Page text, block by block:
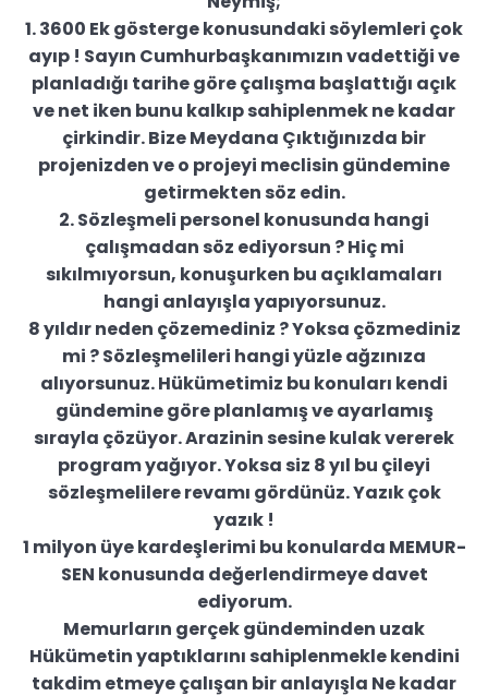
1. 3600 Ek gösterge konusundaki söylemleri çok
ayıp ! Sayın Cumhurbaşkanımızın vadettiği ve
planladığı tarihe göre çalışma başlattığı açık
ve net iken bunu kalkıp sahiplenmek ne kadar
çirkindir. Bize Meydana Çıktığınızda bir
projenizden ve o projeyi meclisin gündemine
getirmekten söz edin.
2. Sözleşmeli personel konusunda hangi
çalışmadan söz ediyorsun ? Hiç mi
sıkılmıyorsun, konuşurken bu açıklamaları
hangi anlayışla yapıyorsunuz.
8 yıldır neden çözemediniz ? Yoksa çözmediniz
mi ? Sözleşmelileri hangi yüzle ağzınıza
alıyorsunuz. Hükümetimiz bu konuları kendi
gündemine göre planlamış ve ayarlamış
sırayla çözüyor. Arazinin sesine kulak vererek
program yağıyor. Yoksa siz 8 yıl bu çileyi
sözleşmelilere revamı gördünüz. Yazık çok
yazık !
1 milyon üye kardeşlerimi bu konularda MEMUR-
SEN konusunda değerlendirmeye davet
ediyorum.
Memurların gerçek gündeminden uzak
Hükümetin yaptıklarını sahiplenmekle kendini
takdim etmeye çalışan bir anlayışla Ne kadar